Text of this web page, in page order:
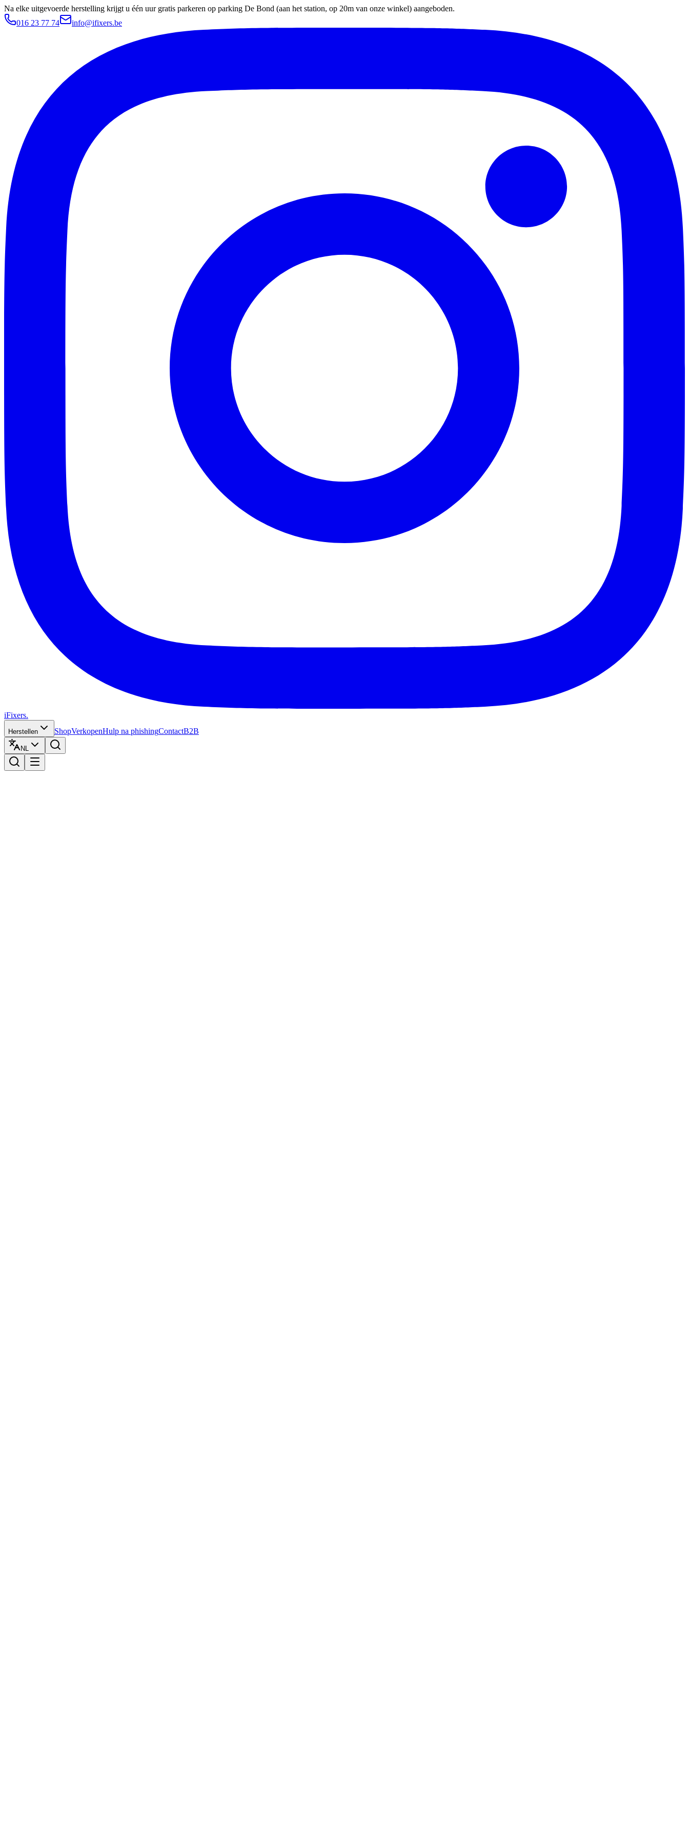
Na elke uitgevoerde herstelling krijgt u één uur gratis parkeren op parking De Bond (aan het station, op 20m van onze winkel) aangeboden.
016 23 77 74
info@ifixers.be
iFixers.
Herstellen ShopVerkopenHulp na phishingContactB2B
NL